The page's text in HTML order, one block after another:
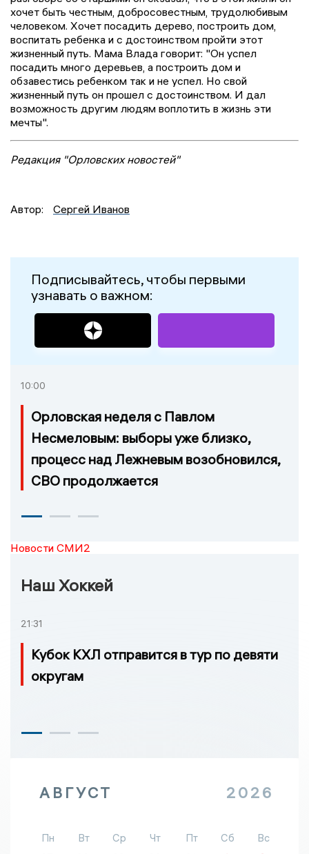
хочет быть честным, добросовестным, трудолюбивым
человеком. Хочет посадить дерево, построить дом,
воспитать ребенка и с достоинством пройти этот
жизненный путь. Мама Влада говорит: "Он успел
посадить много деревьев, а построить дом и
обзавестись ребенком так и не успел. Но свой
жизненный путь он прошел с достоинством. И дал
возможность другим людям воплотить в жизнь эти
мечты".
Редакция "Орловских новостей"
Автор: Сергей Иванов
Подписывайтесь, чтобы первыми
узнавать о важном:
10:00
Орловская неделя с Павлом
Несмеловым: выборы уже близко,
процесс над Лежневым возобновился,
СВО продолжается
Новости СМИ2
Наш Хоккей
21:31
Кубок КХЛ отправится в тур по девяти
округам
АВГУСТ 2026
Пн Вт Ср Чт Пт Сб
Вс